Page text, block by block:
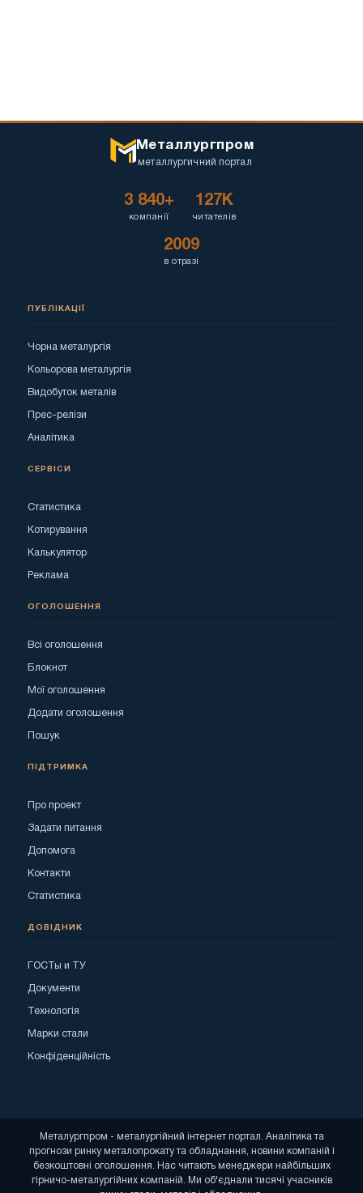
Металлургпром
металлургичний портал
3 840+
компанії
127K
читателів
2009
в отразі
ПУБЛІКАЦІЇ
Чорна металургія
Кольорова металургія
Видобуток металів
Прес-релізи
Аналітика
СЕРВІСИ
Статистика
Котирування
Калькулятор
Реклама
ОГОЛОШЕННЯ
Всі оголошення
Блокнот
Мої оголошення
Додати оголошення
Пошук
ПІДТРИМКА
Про проект
Задати питання
Допомога
Контакти
Статистика
ДОВІДНИК
ГОСТы и ТУ
Документи
Технологія
Марки стали
Конфіденційність
Металургпром - металургійний інтернет портал. Аналітика та
прогнози ринку металопрокату та обладнання, новини компаній і
безкоштовні оголошення. Нас читають менеджери найбільших
гірничо-металургійних компаній. Ми об'єднали тисячі учасників